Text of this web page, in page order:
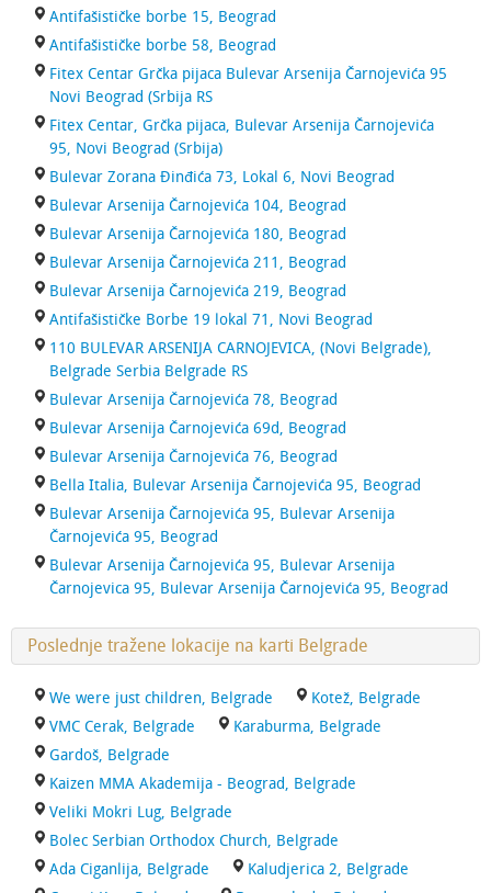
Antifašističke borbe 15, Beograd
Antifašističke borbe 58, Beograd
Fitex Centar Grčka pijaca Bulevar Arsenija Čarnojevića 95
Novi Beograd (Srbija RS
Fitex Centar, Grčka pijaca, Bulevar Arsenija Čarnojevića
95, Novi Beograd (Srbija)
Bulevar Zorana Đinđića 73, Lokal 6, Novi Beograd
Bulevar Arsenija Čarnojevića 104, Beograd
Bulevar Arsenija Čarnojevića 180, Beograd
Bulevar Arsenija Čarnojevića 211, Beograd
Bulevar Arsenija Čarnojevića 219, Beograd
Antifašističke Borbe 19 lokal 71, Novi Beograd
110 BULEVAR ARSENIJA CARNOJEVICA, (Novi Belgrade),
Belgrade Serbia Belgrade RS
Bulevar Arsenija Čarnojevića 78, Beograd
Bulevar Arsenija Čarnojevića 69d, Beograd
Bulevar Arsenija Čarnojevića 76, Beograd
Bella Italia, Bulevar Arsenija Čarnojevića 95, Beograd
Bulevar Arsenija Čarnojevića 95, Bulevar Arsenija
Čarnojevića 95, Beograd
Bulevar Arsenija Čarnojevića 95, Bulevar Arsenija
Čarnojevica 95, Bulevar Arsenija Čarnojevića 95, Beograd
Poslednje tražene lokacije na karti Belgrade
We were just children, Belgrade
Kotež, Belgrade
VMC Cerak, Belgrade
Karaburma, Belgrade
Gardoš, Belgrade
Kaizen MMA Akademija - Beograd, Belgrade
Veliki Mokri Lug, Belgrade
Bolec Serbian Orthodox Church, Belgrade
Ada Ciganlija, Belgrade
Kaludjerica 2, Belgrade